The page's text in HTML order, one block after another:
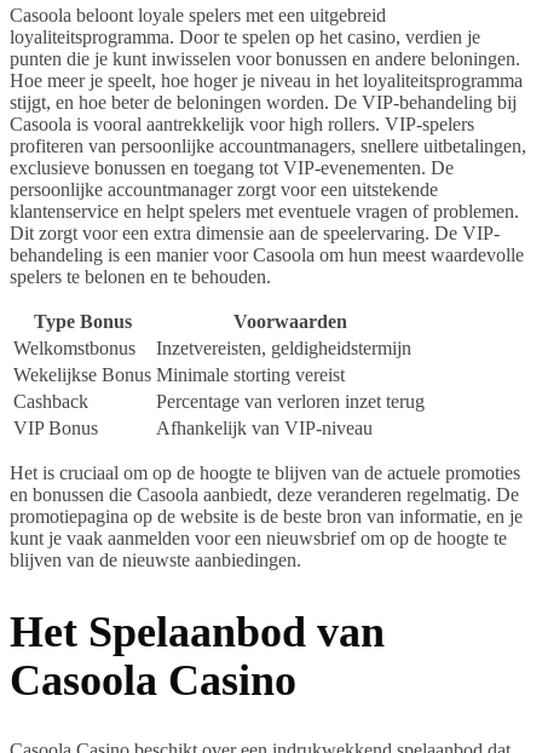
Casoola beloont loyale spelers met een uitgebreid
loyaliteitsprogramma. Door te spelen op het casino, verdien je
punten die je kunt inwisselen voor bonussen en andere beloningen.
Hoe meer je speelt, hoe hoger je niveau in het loyaliteitsprogramma
stijgt, en hoe beter de beloningen worden. De VIP-behandeling bij
Casoola is vooral aantrekkelijk voor high rollers. VIP-spelers
profiteren van persoonlijke accountmanagers, snellere uitbetalingen,
exclusieve bonussen en toegang tot VIP-evenementen. De
persoonlijke accountmanager zorgt voor een uitstekende
klantenservice en helpt spelers met eventuele vragen of problemen.
Dit zorgt voor een extra dimensie aan de speelervaring. De VIP-
behandeling is een manier voor Casoola om hun meest waardevolle
spelers te belonen en te behouden.
Type Bonus
Voorwaarden
Welkomstbonus
Inzetvereisten, geldigheidstermijn
Wekelijkse Bonus Minimale storting vereist
Cashback
Percentage van verloren inzet terug
VIP Bonus
Afhankelijk van VIP-niveau
Het is cruciaal om op de hoogte te blijven van de actuele promoties
en bonussen die Casoola aanbiedt, deze veranderen regelmatig. De
promotiepagina op de website is de beste bron van informatie, en je
kunt je vaak aanmelden voor een nieuwsbrief om op de hoogte te
blijven van de nieuwste aanbiedingen.
Het Spelaanbod van
Casoola Casino